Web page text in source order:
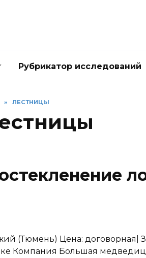
Рубрикатор исследований
» ЛЕСТНИЦЫ
(Тюмень) Цена: договорная|
Компания Большая